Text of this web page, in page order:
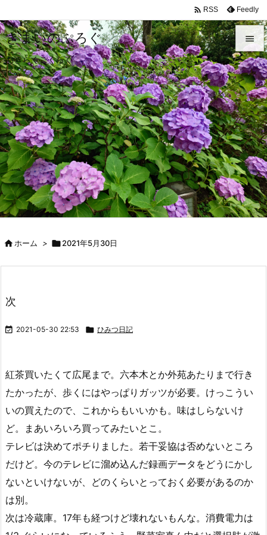
きまいのぷろぐ
おきらくごくらく


メニュ

前へ

次へ

検索
 RSS Feedly
ホーム > 2021年5月30日
次
 2021-05-30 22:53  ひみつ日記
紅茶買いたくて広尾まで。六本木とか外苑あたりまで行き
たかったが、歩くにはやっぱりガッツが必要。けっこうい
いの買えたので、これからもいいかも。味はしらないけ
ど。まあいろいろ買ってみたいとこ。
テレビは決めてポチりました。若干妥協は否めないところ
だけど。今のテレビに溜め込んだ録画データをどうにかし
ないといけないが、どのくらいとっておく必要があるのか
は別。
次は冷蔵庫。17年も経つけど壊れないもんな。消費電力は